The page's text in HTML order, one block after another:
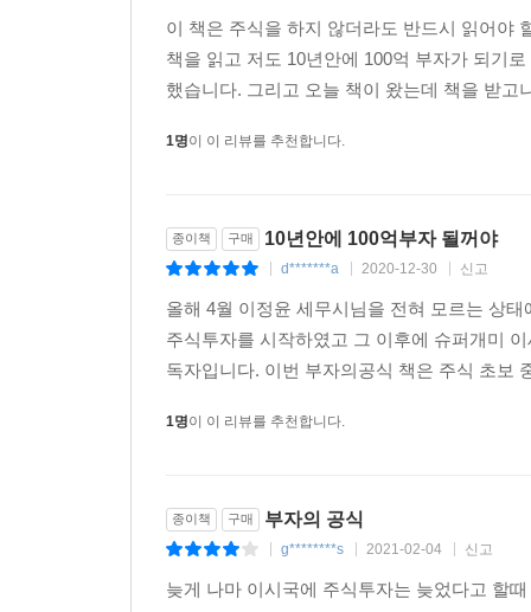
- 이론으로 확인하고 검증할 것
4. 반드시 알아야 할 경제지표
- 편하게 경제 기사 읽기
5. 언제 투자해야 하는가
- 주식시장의 4국면
- 투자자는 경기의 변수를 읽어야 한다
- 통화량을 조절하는 세 가지 수단
- 통화량이 늘어날 때 경기가 상승하는 이유
이 책에서는 구체적인 목표 설정, 현재 상태 파악,
읽고, 듣는 것보다 말하고 쓰는 것이 더 중요하다.
하여 평범한 강의라 생각하면 안 된다. 『부자의
“부자훈련소에 오신 것을 환영합니다”
이 책은 주식을 하지 않더라도 반드시 읽어야
책을 읽고 저도 10년안에 100억 부자가 되기
했습니다. 그리고 오늘 책이 왔는데 책을 받
1명이 이 리뷰를 추천합니다.
종이책 구매 10년안에 100억부자 될꺼야
d*******a 2020-12-30 신고
올해 4월 이정윤 세무시님을 전혀 모르는 상
주식투자를 시작하였고 그 이후에 슈퍼개미
독자입니다. 이번 부자의공식 책은 주식 초보
1명이 이 리뷰를 추천합니다.
종이책 구매 부자의 공식
g********s 2021-02-04 신고
늦게 나마 이시국에 주식투자는 늦었다고 할